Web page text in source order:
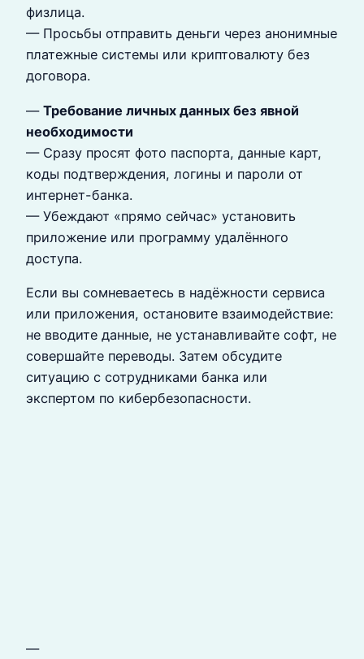
физлица.
— Просьбы отправить деньги через анонимные
платежные системы или криптовалюту без
договора.
— Требование личных данных без явной
необходимости
— Сразу просят фото паспорта, данные карт,
коды подтверждения, логины и пароли от
интернет-банка.
— Убеждают «прямо сейчас» установить
приложение или программу удалённого
доступа.
Если вы сомневаетесь в надёжности сервиса
или приложения, остановите взаимодействие:
не вводите данные, не устанавливайте софт, не
совершайте переводы. Затем обсудите
ситуацию с сотрудниками банка или
экспертом по кибербезопасности.
—